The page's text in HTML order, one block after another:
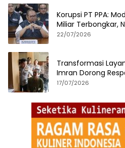
Korupsi PT PPA:
Miliar Terbongkar,
22/07/2026
Transformasi
Imran Dorong
Terintegrasi
17/07/2026